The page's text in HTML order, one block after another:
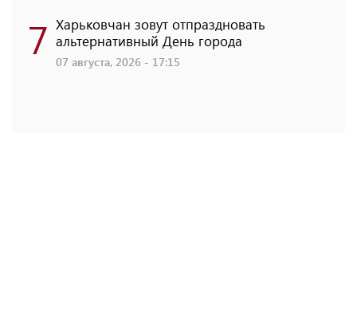
7 Харьковчан зовут отпраздновать
альтернативный День города
07 августа, 2026 - 17:15